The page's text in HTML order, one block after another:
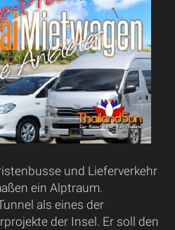
und Lieferverkehr
ein Alptraum.
als eines der
der Insel. Er soll den